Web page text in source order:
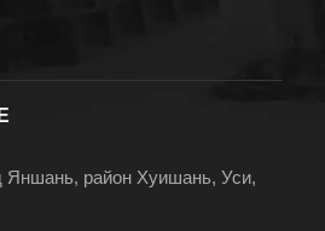
Яншань, район Хуишань, Уси,